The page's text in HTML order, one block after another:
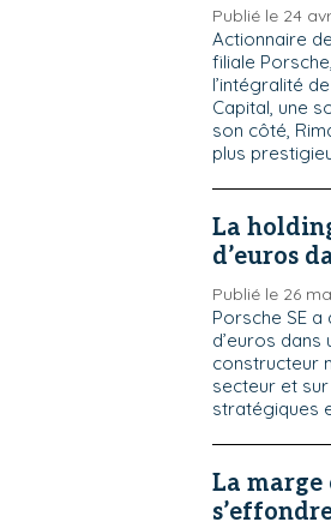
Publié le 24
Actionnaire
filiale
l’intégralité
Capital, une
son côté,
plus
La
d’euros
Publié le 26
Porsche SE
d’euros dans
constructeur
secteur et
stratégiques
La marge